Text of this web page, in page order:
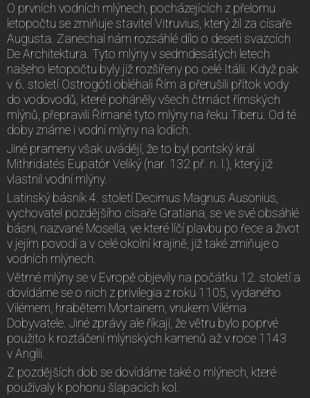
O prvních vodních mlýnech, pocházejících z přelomu
letopočtu se zmiňuje stavitel Vitruvius, který žil za císaře
Augusta. Zanechal nám rozsáhlé dílo o deseti svazcích
De Architektura. Tyto mlýny v sedmdesátých letech
našeho letopočtu byly již rozšířeny po celé Itálii. Když pak
v 6. století Ostrogóti obléhali Řím a přerušili přítok vody
do vodovodů, které poháněly všech čtrnáct římských
mlýnů, přepravili Římané tyto mlýny na řeku Tiberu. Od té
doby známe i vodní mlýny na lodích.
Jiné prameny však uvádějí, že to byl pontský král
Mithridatés Eupatór Veliký (nar. 132 př. n. l.), který již
vlastnil vodní mlýny.
Latinský básník 4. století Decimus Magnus Ausonius,
vychovatel pozdějšího císaře Gratiana, se ve své obsáhlé
básni, nazvané Mosella, ve které líčí plavbu po řece a život
v jejím povodí a v celé okolní krajině, již také zmiňuje o
vodních mlýnech.
Větrné mlýny se v Evropě objevily na počátku 12. století a
dovídáme se o nich z privilegia z roku 1105, vydaného
Vilémem, hrabětem Mortainem, vnukem Viléma
Dobyvatele. Jiné zprávy ale říkají, že větru bylo poprvé
použito k roztáčení mlýnských kamenů až v roce 1143
v Anglii.
Z pozdějších dob se dovídáme také o mlýnech, které
používaly k pohonu šlapacích kol.